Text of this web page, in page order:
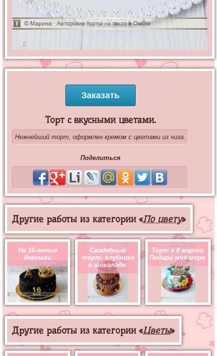
Заказать
Торт с вкусными цветами.
Нежнейший торт, оформлен кремом с цветами из чиза.
Поделиться
Другие работы из категории «По цвету»
На 16-летие
девушки
Свадебный
торт, клубника
в шоколаде.
Торт к 8 марта.
Подари мне море.
Другие работы из категории «Цветы»